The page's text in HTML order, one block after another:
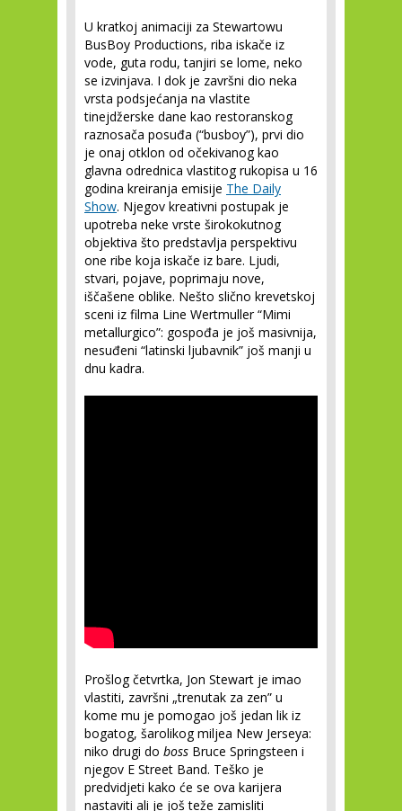
U kratkoj animaciji za Stewartowu
BusBoy Productions, riba iskače iz
vode, guta rodu, tanjiri se lome, neko
se izvinjava. I dok je završni dio neka
vrsta podsjećanja na vlastite
tinejdžerske dane kao restoranskog
raznosača posuđa (“busboy”), prvi dio
je onaj otklon od očekivanog kao
glavna odrednica vlastitog rukopisa u 16
godina kreiranja emisije The Daily
Show. Njegov kreativni postupak je
upotreba neke vrste širokokutnog
objektiva što predstavlja perspektivu
one ribe koja iskače iz bare. Ljudi,
stvari, pojave, poprimaju nove,
iščašene oblike. Nešto slično krevetskoj
sceni iz filma Line Wertmuller “Mimi
metallurgico”: gospođa je još masivnija,
nesuđeni “latinski ljubavnik” još manji u
dnu kadra.
Prošlog četvrtka, Jon Stewart je imao
vlastiti, završni „trenutak za zen” u
kome mu je pomogao još jedan lik iz
bogatog, šarolikog miljea New Jerseya:
niko drugi do boss Bruce Springsteen i
njegov E Street Band. Teško je
predvidjeti kako će se ova karijera
nastaviti ali je još teže zamisliti